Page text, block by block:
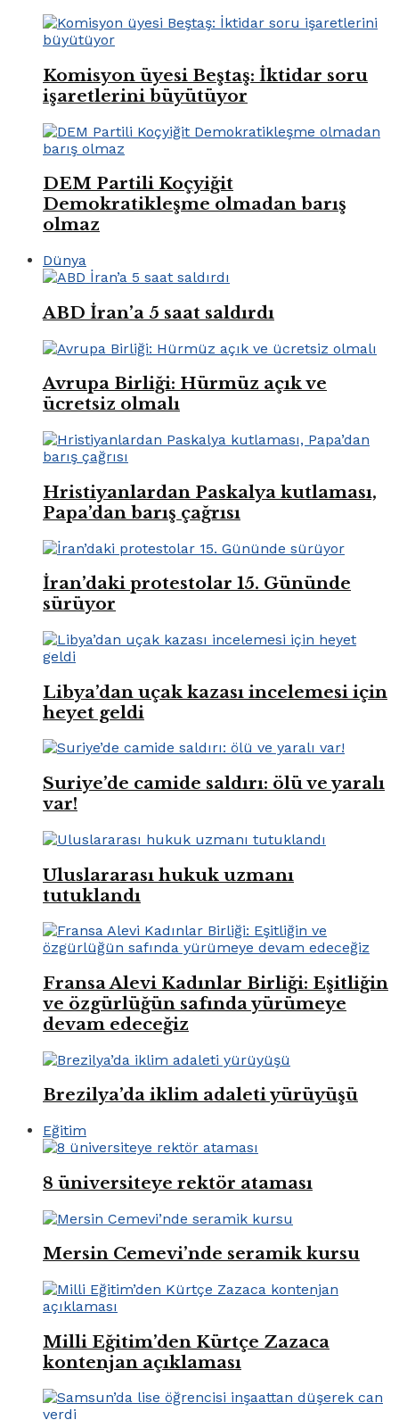
Komisyon üyesi Beştaş: İktidar soru
işaretlerini büyütüyor
DEM Partili Koçyiğit
Demokratikleşme olmadan barış
olmaz
Dünya
ABD İran’a 5 saat saldırdı
Avrupa Birliği: Hürmüz açık ve
ücretsiz olmalı
Hristiyanlardan Paskalya kutlaması,
Papa’dan barış çağrısı
İran’daki protestolar 15. Gününde
sürüyor
Libya’dan uçak kazası incelemesi için
heyet geldi
Suriye’de camide saldırı: ölü ve yaralı
var!
Uluslararası hukuk uzmanı
tutuklandı
Fransa Alevi Kadınlar Birliği: Eşitliğin
ve özgürlüğün safında yürümeye
devam edeceğiz
Brezilya’da iklim adaleti yürüyüşü
Eğitim
8 üniversiteye rektör ataması
Mersin Cemevi’nde seramik kursu
Milli Eğitim’den Kürtçe Zazaca
kontenjan açıklaması